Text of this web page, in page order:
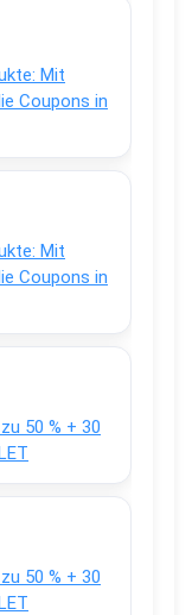
Mit
Coupons in
Mit
Coupons in
50 % + 30
50 % + 30